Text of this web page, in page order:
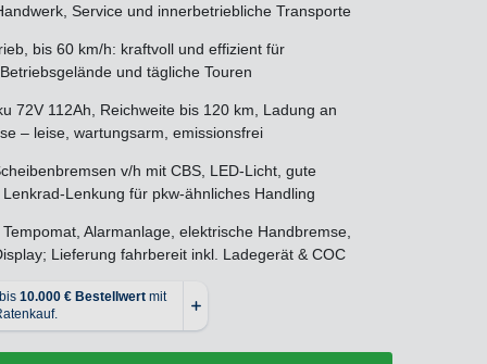
Service und innerbetriebliche Transporte
bis 60 km/h: kraftvoll und effizient für
und tägliche Touren
72V 112Ah, Reichweite bis 120 km, Ladung an
– leise, wartungsarm, emissionsfrei
v/h mit CBS, LED-Licht, gute
Lenkung für pkw-ähnliches Handling
Alarmanlage, elektrische Handbremse,
Lieferung fahrbereit inkl. Ladegerät & COC